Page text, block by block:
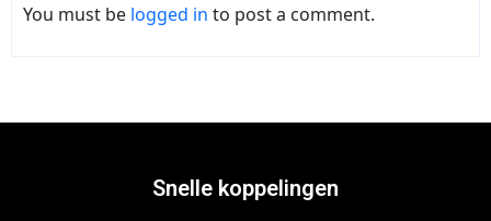
You must be logged in to post a comment.
Snelle koppelingen